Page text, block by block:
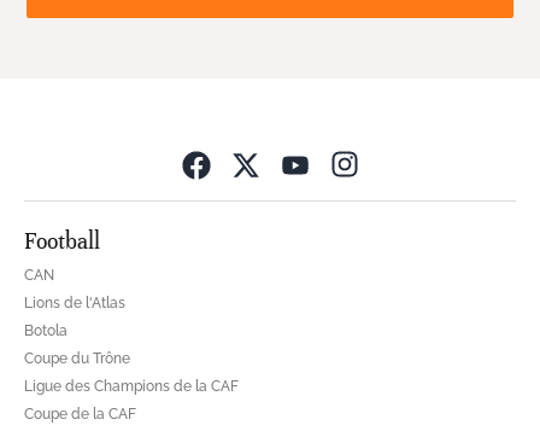
Football
CAN
Lions de l'Atlas
Botola
Coupe du Trône
Ligue des Champions de la CAF
Coupe de la CAF